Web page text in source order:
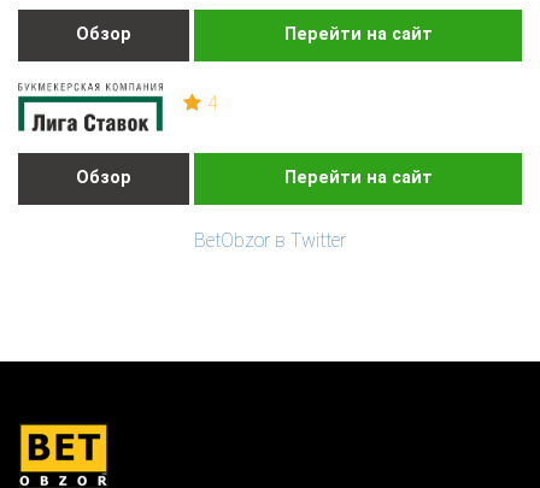
Обзор Перейти на сайт
4
Обзор Перейти на сайт
BetObzor в Twitter